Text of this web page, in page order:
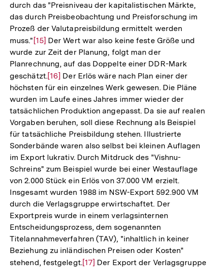
Auflösung
der
Fußnote
durch das "Preisniveau der kapitalistischen Märkte,
das durch Preisbeobachtung und Preisforschung im
Prozeß der Valutapreisbildung ermittelt werden
muss." Zur
Auflösung
der
Fußnote
[15] Der Wert war also keine feste Größe und
wurde zur Zeit der Planung, folgt man der
Planrechnung, auf das Doppelte einer DDR-Mark
geschätzt.Zur
Auflösung
der
Fußnote
[16] Der Erlös wäre nach Plan einer der
höchsten für ein einzelnes Werk gewesen. Die Pläne
wurden im Laufe eines Jahres immer wieder der
tatsächlichen Produktion angepasst. Da sie auf realen
Vorgaben beruhen, soll diese Rechnung als Beispiel
für tatsächliche Preisbildung stehen. Illustrierte
Sonderbände waren also selbst bei kleinen Auflagen
im Export lukrativ. Durch Mitdruck des "Vishnu-
Schreins" zum Beispiel wurde bei einer Westauflage
von 2.000 Stück ein Erlös von 37.000 VM erzielt.
Insgesamt wurden 1988 im NSW-Export 592.900 VM
durch die Verlagsgruppe erwirtschaftet. Der
Exportpreis wurde in einem verlagsinternen
Entscheidungsprozess, dem sogenannten
Titelannahmeverfahren (TAV), "inhaltlich in keiner
Beziehung zu inländischen Preisen oder Kosten"
stehend, festgelegt.Zur
[17] Der Export der Verlagsgruppe